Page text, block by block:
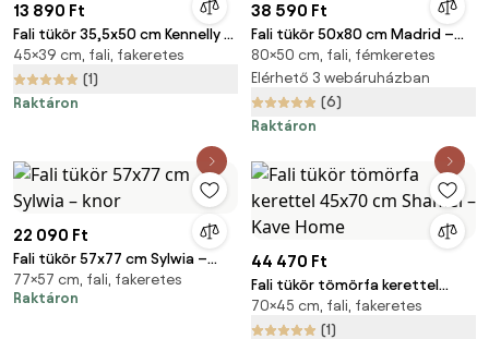
13 890 Ft
Fali tükör 35,5x50 cm Kennelly –
Yes Everyday
45×39 cm, fali, fakeretes
(1)
Raktáron
38 590 Ft
Fali tükör 50x80 cm Madrid –
House Nordic
80×50 cm, fali, fémkeretes
Elérhető 3 webáruházban
(6)
Raktáron
22 090 Ft
Fali tükör 57x77 cm Sylwia –
knor
77×57 cm, fali, fakeretes
Raktáron
44 470 Ft
Fali tükör tömörfa kerettel
45x70 cm Shamel – Kave Home
70×45 cm, fali, fakeretes
(1)